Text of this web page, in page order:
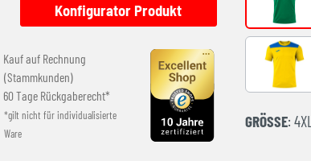
Konfigurator Produkt
Kauf auf Rechnung
(Stammkunden)
60 Tage Rückgaberecht*
*gilt nicht für individualisierte
Ware
GRÖSSE :